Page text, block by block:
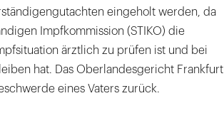
eingeholt werden, da
Impfkommission (STIKO) die
ärztlich zu prüfen ist und bei
hat. Das Oberlandesgericht Frankfurt
eines Vaters zurück.